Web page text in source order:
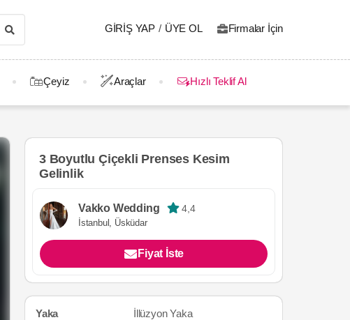
GIRIŞ YAP / ÜYE OL Firmalar İçin
Çeyiz Araçlar Hızlı Teklif Al
3 Boyutlu Çiçekli Prenses Kesim
Gelinlik
Vakko Wedding 4,4
İstanbul, Üsküdar
Fiyat İste
Yaka İllüzyon Yaka